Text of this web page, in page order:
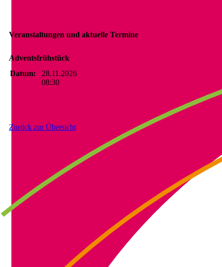
Veranstaltungen und aktuelle Termine
Adventsfrühstück
Datum:
28.11.2026
08:30
Zurück zur Übersicht